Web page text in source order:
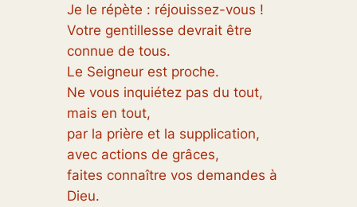
Je le répète : réjouissez-vous !
Votre gentillesse devrait être
connue de tous.
Le Seigneur est proche.
Ne vous inquiétez pas du tout,
mais en tout,
par la prière et la supplication,
avec actions de grâces,
faites connaître vos demandes à
Dieu.